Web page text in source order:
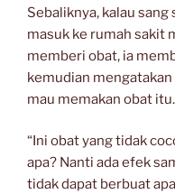
Sebaliknya, kalau
masuk ke rumah sakit
memberi obat, ia
kemudian
mau memakan obat itu.
“Ini obat yang tidak
apa? Nanti ada efek
tidak dapat berbuat